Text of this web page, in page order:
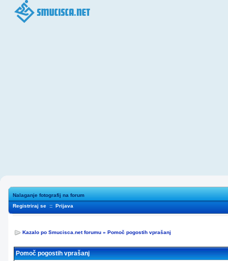
Nalaganje fotografij na forum
Registriraj se :: Prijava
Kazalo po Smucisca.net forumu » Pomoč pogostih vprašanj
Pomoč pogostih vprašanj